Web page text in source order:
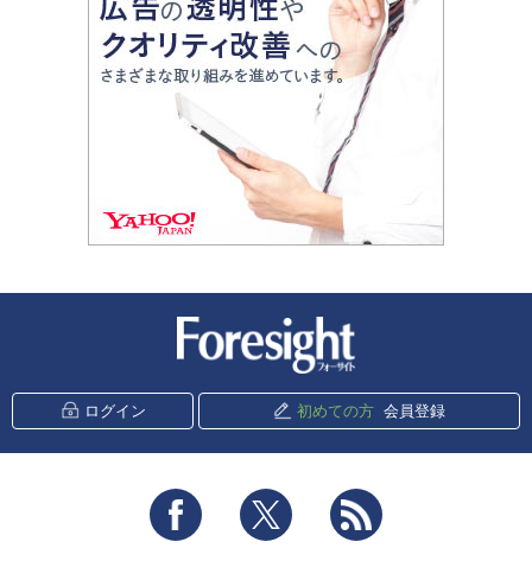
ログイン 初めての方 会員登録
Facebook Twitter